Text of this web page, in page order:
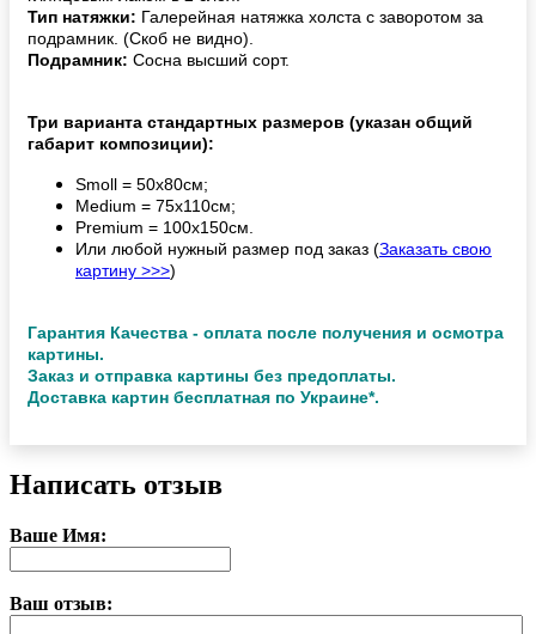
Тип натяжки: Галерейная натяжка холста с заворотом за
подрамник. (Скоб не видно).
Подрамник: Сосна высший сорт.
Три варианта стандартных размеров (указан общий
габарит композиции):
Smoll = 50х80см;
Medium = 75х110см;
Premium = 100х150см.
Или любой нужный размер под заказ (Заказать свою
картину >>>)
Гарантия Качества - оплата после получения и осмотра
картины.
Заказ и отправка картины без предоплаты.
Доставка картин бесплатная по Украине*.
Написать отзыв
Ваше Имя:
Ваш отзыв: